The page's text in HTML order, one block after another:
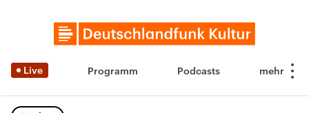
Live Programm Podcasts